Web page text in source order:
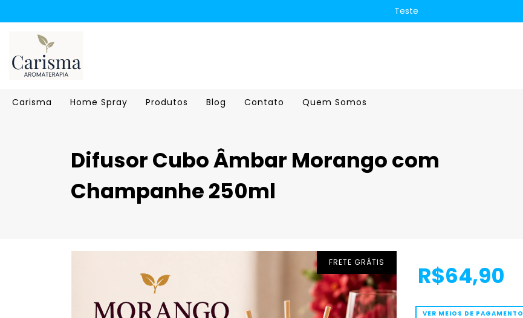
Teste
Carisma Home Spray Produtos Blog Contato Quem Somos
Difusor Cubo Âmbar Morango com
Champanhe 250ml
FRETE GRÁTIS R$64,90
VER MEIOS DE PAGAMENTO